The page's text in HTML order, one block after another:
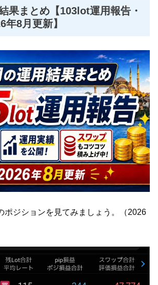
果まとめ【103lot運用報告・
年8月更新】
ポジションを見てみましょう。（2026